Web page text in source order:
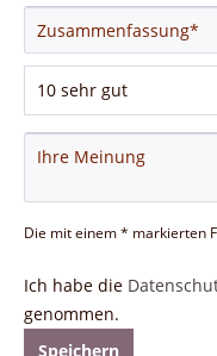
Die mit einem * markierten
Ich habe die
genommen.
Speichern